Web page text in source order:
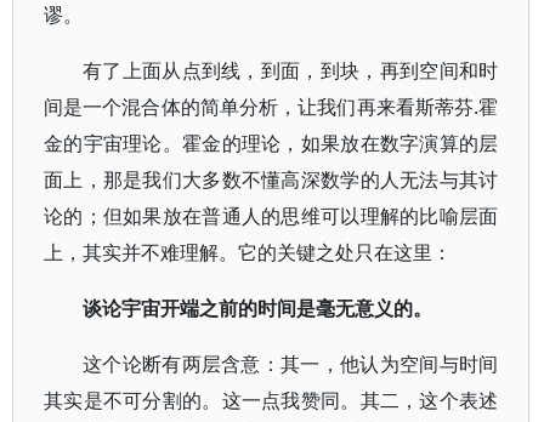
谬。
有了上面从点到线，到面，到块，再到空间和时
间是一个混合体的简单分析，让我们再来看斯蒂芬.霍
金的宇宙理论。霍金的理论，如果放在数字演算的层
面上，那是我们大多数不懂高深数学的人无法与其讨
论的；但如果放在普通人的思维可以理解的比喻层面
上，其实并不难理解。它的关键之处只在这里：
谈论宇宙开端之前的时间是毫无意义的。
这个论断有两层含意：其一，他认为空间与时间
其实是不可分割的。这一点我赞同。其二，这个表述